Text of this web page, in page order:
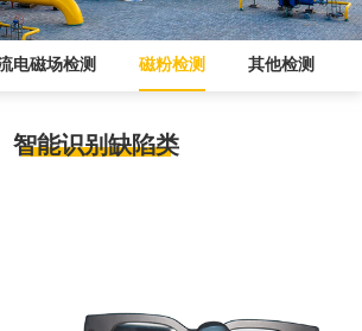
电磁场检测 磁粉检测 其他检测
智能识别缺陷类